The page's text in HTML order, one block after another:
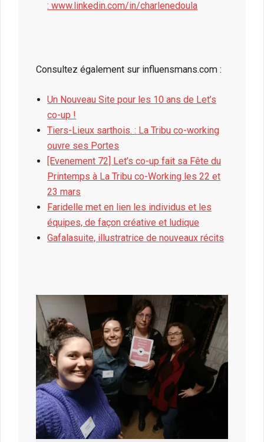
: www.linkedin.com/in/charlenedoula
Consultez également sur influensmans.com :
Un Nouveau Site pour les 10 ans de Let’s
co-up !
Tiers-Lieux sarthois. : La Tribu co-working
ouvre ses Portes
[Evenement 72] Let’s co-up fait sa Fête du
Printemps à La Tribu co-Working les 22 et
23 mars
Faridelle met en lien les individus et les
équipes, de façon créative et ludique
Gafalasuite, illustratrice de nouveaux récits